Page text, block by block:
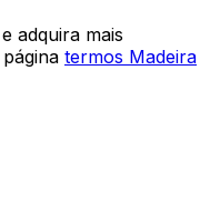
adquira mais
termos Madeira